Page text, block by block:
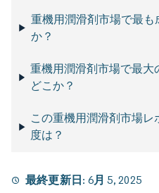
重機用潤滑剤市場で最も
か？
重機用潤滑剤市場で最大
どこか？
この重機用潤滑剤市場
度は？
最終更新日: 6月 5, 2025